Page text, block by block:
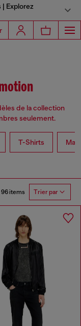
Explorez
de la collection
seulement.
T-Shirts
96 items Trier par